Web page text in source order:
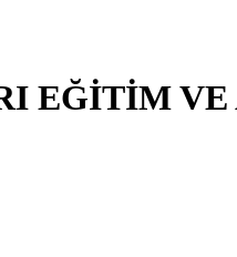
EĞİTİM VE